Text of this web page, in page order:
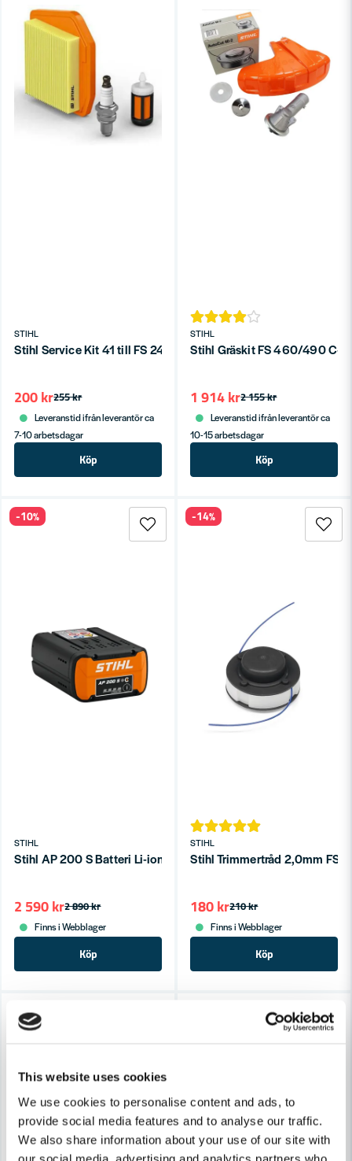
This website uses cookies
We use cookies to personalise content and ads, to
provide social media features and to analyse our traffic.
We also share information about your use of our site with
our social media, advertising and analytics partners who
STIHL
Stihl Service Kit 41 till FS 240, FS 360, FS 410 och FS 460
255 kr
200 kr
Leveranstid ifrån leverantör ca
7-10 arbetsdagar
Köp
STIHL
Stihl Gräskit FS 460/490 C-
2 155 kr
1 914 kr
Leveranstid ifrån leverantör ca
10-15 arbetsdagar
Köp
STIHL
Stihl AP 200 S Batteri Li-ion 36V 4,8ah
2 890 kr
2 590 kr
Finns i Webblager
Köp
-10%
STIHL
Stihl Trimmertråd 2,0mm
210 kr
180 kr
Finns i Webblager
Köp
-14%
-21%